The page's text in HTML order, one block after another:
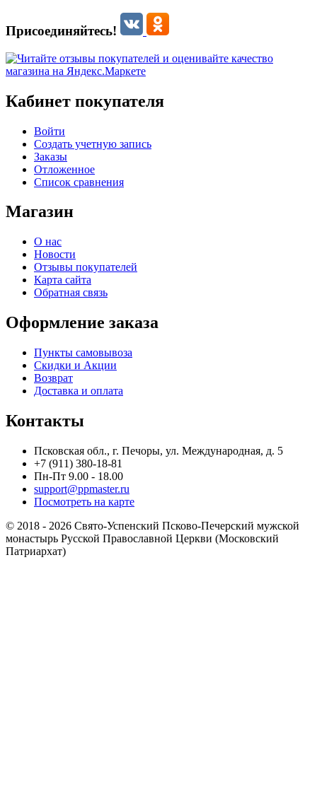
Присоединяйтесь!
Кабинет покупателя
Войти
Создать учетную запись
Заказы
Отложенное
Список сравнения
Магазин
О нас
Новости
Отзывы покупателей
Карта сайта
Обратная связь
Оформление заказа
Пункты самовывоза
Скидки и Акции
Возврат
Доставка и оплата
Контакты
Псковская обл., г. Печоры, ул. Международная, д. 5
+7 (911) 380-18-81
Пн-Пт 9.00 - 18.00
support@ppmaster.ru
Посмотреть на карте
© 2018 - 2026 Свято-Успенский Псково-Печерский мужской
монастырь Русской Православной Церкви (Московский
Патриархат)